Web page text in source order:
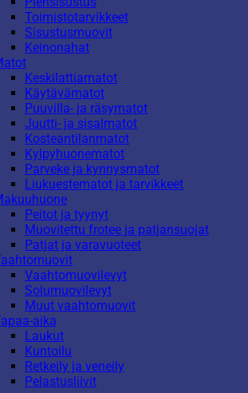
Toimistotarvikkeet
Sisustusmuovit
Keinonahat
Keskilattiamatot
Käytävämatot
Puuvilla- ja räsymatot
Juutti- ja sisalmatot
Kosteantilanmatot
Kylpyhuonematot
Parveke ja kynnysmatot
Liukuestematot ja tarvikkeet
Peitot ja tyynyt
Muovitettu frotee ja patjansuojat
Patjat ja varavuoteet
Vaahtomuovilevyt
Solumuovilevyt
Muut vaahtomuovit
aika
Laukut
Kuntoilu
Retkeily ja veneily
Pelastusliivit